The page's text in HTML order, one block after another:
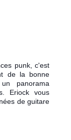
punk, c'est
de la bonne
panorama
Eriock vous
de guitare